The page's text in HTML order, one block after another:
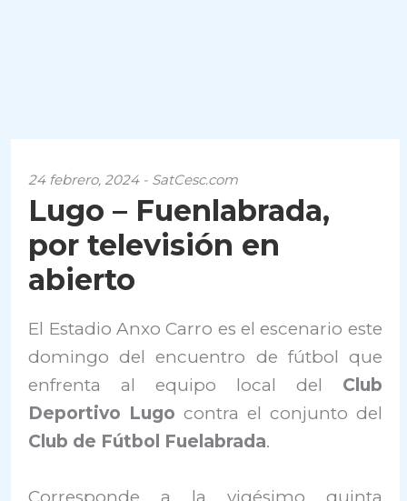
24 febrero, 2024 - SatCesc.com
Lugo – Fuenlabrada,
por televisión en
abierto
El Estadio Anxo Carro es el escenario este
domingo del encuentro de fútbol que
enfrenta al equipo local del Club
Deportivo Lugo contra el conjunto del
Club de Fútbol Fuelabrada.